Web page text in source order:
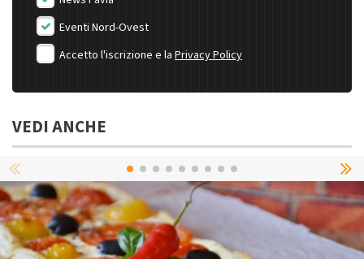
Eventi Nord-Ovest
Accetto l'iscrizione e la Privacy Policy
VEDI ANCHE